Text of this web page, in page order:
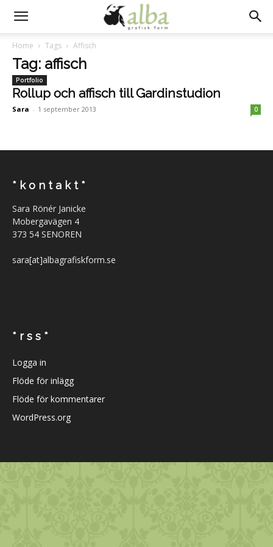
Home Tags Affisch
Tag: affisch
Portfolio
Rollup och affisch till Gardinstudion
Sara - 1 september 2013 0
* k o n t a k t *
Sara Rönér Janicke
Mobergavägen 4
373 54 SENOREN
sara[at]albagrafiskform.se
* r s s *
Logga in
Flöde för inlägg
Flöde för kommentarer
WordPress.org